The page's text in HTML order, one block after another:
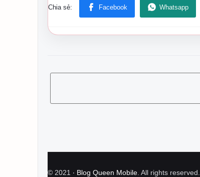
© 2021 ‧ Blog Queen Mobile. All rights reserved.